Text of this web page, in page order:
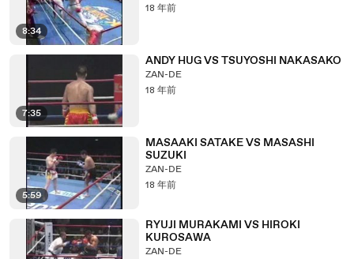
8:34
18 年前
7:35
ANDY HUG VS TSUYOSHI NAKASAKO
ZAN-DE
18 年前
5:59
MASAAKI SATAKE VS MASASHI
SUZUKI
ZAN-DE
18 年前
RYUJI MURAKAMI VS HIROKI
KUROSAWA
ZAN-DE